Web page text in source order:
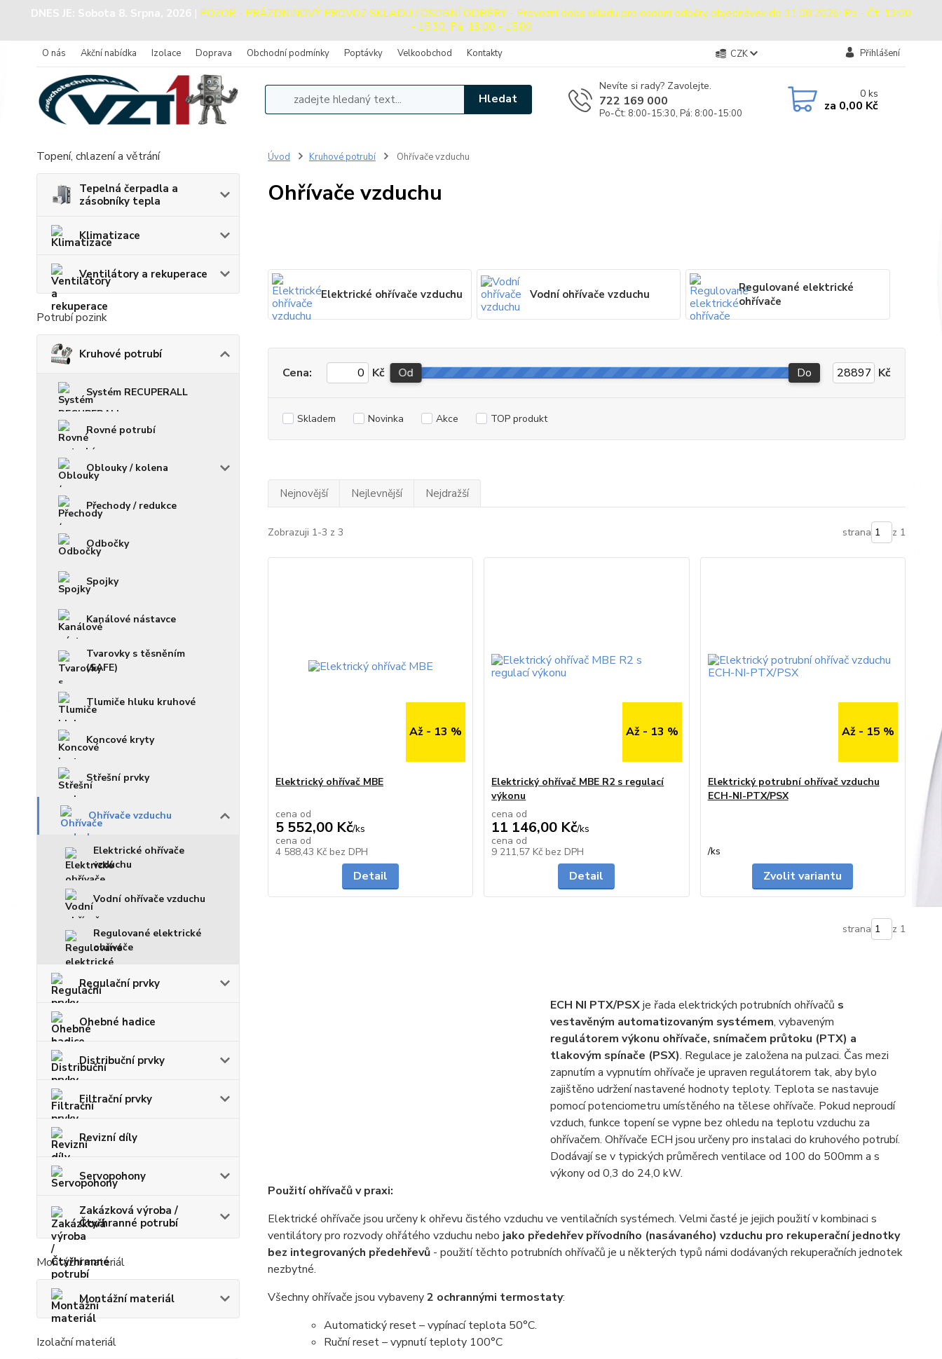
DNES JE: Sobota 8. Srpna, 2026 | POZOR - PRÁZDNINOVÝ PROVOZ SKLADU / OSOBNÍ ODBĚRY - Provozní doba skladu pro osobní odběry objednávek do 31.08.2026: Po - Čt: 13:00
- 15:30, Pá: 13:00 - 15:00
O nás Akční nabídka Izolace Doprava Obchodní podmínky Poptávky Velkoobchod Kontakty CZK Přihlášení
Hledat
Nevíte si rady? Zavolejte.
722 169 000
Po-Čt: 8:00-15:30, Pá: 8:00-15:00
0ks
za 0,00 Kč
Topení, chlazení a větrání
Tepelná čerpadla a
zásobníky tepla
Klimatizace
Ventilátory a rekuperace
Potrubí pozink
Kruhové potrubí
Systém RECUPERALL
Rovné potrubí
Oblouky / kolena
Přechody / redukce
Odbočky
Spojky
Kanálové nástavce
Tvarovky s těsněním
(SAFE)
Tlumiče hluku kruhové
Koncové kryty
Střešní prvky
Ohřívače vzduchu
Elektrické ohřívače
vzduchu
Vodní ohřívače vzduchu
Regulované elektrické
ohřívače
Regulační prvky
Ohebné hadice
Distribuční prvky
Filtrační prvky
Revizní díly
Servopohony
Zakázková výroba /
Čtyřhranné potrubí
Montážní materiál
Montážní materiál
Izolační materiál
Úvod Kruhové potrubí Ohřívače vzduchu
Ohřívače vzduchu
Elektrické ohřívače vzduchu Vodní ohřívače vzduchu
Regulované elektrické
ohřívače
Cena: Kč Od Do Kč
Skladem Novinka Akce TOP produkt
Nejnovější Nejlevnější Nejdražší
Zobrazuji 1-3 z 3 strana z 1
Až - 13 %
Elektrický ohřívač MBE
cena od
5 552,00 Kč/ks
cena od
4 588,43 Kč bez DPH
Detail
Až - 13 %
Elektrický ohřívač MBE R2 s regulací
výkonu
cena od
11 146,00 Kč/ks
cena od
9 211,57 Kč bez DPH
Detail
Až - 15 %
Elektrický potrubní ohřívač vzduchu
ECH-NI-PTX/PSX
/ks
Zvolit variantu
strana z 1
ECH NI PTX/PSXje řada elektrických potrubních ohřívačů s
vestavěným automatizovaným systémem, vybaveným
regulátorem výkonu ohřívače, snímačem průtoku (PTX) a
tlakovým spínače (PSX). Regulace je založena na pulzaci. Čas mezi
zapnutím a vypnutím ohřívače je upraven regulátorem tak, aby bylo
zajištěno udržení nastavené hodnoty teploty. Teplota se nastavuje
pomocí potenciometru umístěného na tělese ohřívače. Pokud neproudí
vzduch, funkce topení se vypne bez ohledu na teplotu vzduchu za
ohřívačem. Ohřívače ECH jsou určeny pro instalaci do kruhového potrubí.
Dodávají se v typických průměrech ventilace od 100 do 500mm a s
výkony od 0,3 do 24,0 kW.
Použití ohřívačů v praxi:
Elektrické ohřívače jsou určeny k ohřevu čistého vzduchu ve ventilačních systémech. Velmi časté je jejich použití v kombinaci s
ventilátory pro rozvody ohřátého vzduchu nebo jako předehřev přívodního (nasávaného) vzduchu pro rekuperační jednotky
bez integrovaných předehřevů- použití těchto potrubních ohřívačů je u některých typů námi dodávaných rekuperačních jednotek
nezbytné.
Všechny ohřívače jsou vybaveny2 ochrannými termostaty:
Automatický reset – vypínací teplota 50°C.
Ruční reset – vypnutí teploty 100°C